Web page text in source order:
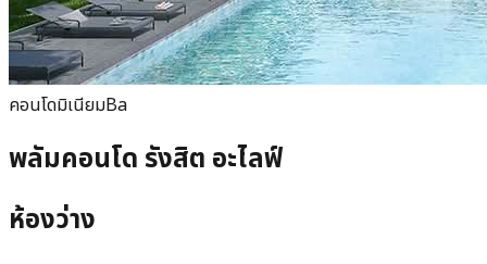
คอนโดมิเนียมBa
พลัมคอนโด รังสิต อะไลฟ์
ห้องว่าง